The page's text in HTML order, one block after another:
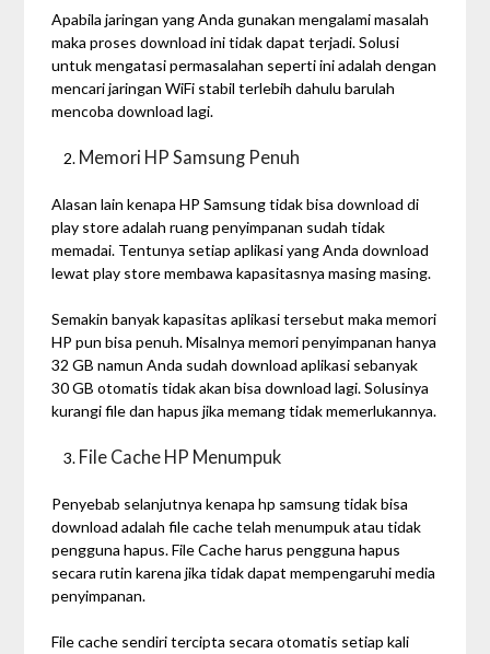
Apabila jaringan yang Anda gunakan mengalami masalah
maka proses download ini tidak dapat terjadi. Solusi
untuk mengatasi permasalahan seperti ini adalah dengan
mencari jaringan WiFi stabil terlebih dahulu barulah
mencoba download lagi.
Memori HP Samsung Penuh
Alasan lain kenapa HP Samsung tidak bisa download di
play store adalah ruang penyimpanan sudah tidak
memadai. Tentunya setiap aplikasi yang Anda download
lewat play store membawa kapasitasnya masing masing.
Semakin banyak kapasitas aplikasi tersebut maka memori
HP pun bisa penuh. Misalnya memori penyimpanan hanya
32 GB namun Anda sudah download aplikasi sebanyak
30 GB otomatis tidak akan bisa download lagi. Solusinya
kurangi file dan hapus jika memang tidak memerlukannya.
File Cache HP Menumpuk
Penyebab selanjutnya kenapa hp samsung tidak bisa
download adalah file cache telah menumpuk atau tidak
pengguna hapus. File Cache harus pengguna hapus
secara rutin karena jika tidak dapat mempengaruhi media
penyimpanan.
File cache sendiri tercipta secara otomatis setiap kali